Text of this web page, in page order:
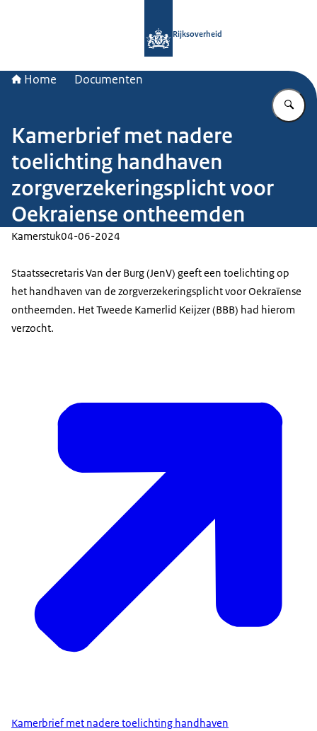
Rijksoverheid
Home Documenten
Kamerbrief met nadere
toelichting handhaven
zorgverzekeringsplicht voor
Oekraiense ontheemden
Kamerstuk04-06-2024
Staatssecretaris Van der Burg (JenV) geeft een toelichting op
het handhaven van de zorgverzekeringsplicht voor Oekraïense
ontheemden. Het Tweede Kamerlid Keijzer (BBB) had hierom
verzocht.
Kamerbrief met nadere toelichting handhaven